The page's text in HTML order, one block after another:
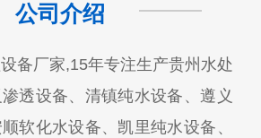
公司介绍
备厂家,15年专注生产贵州水处
透设备、清镇纯水设备、遵义
软化水设备、凯里纯水设备、